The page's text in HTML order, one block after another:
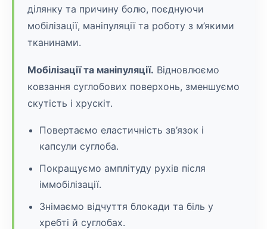
ділянку та причину болю, поєднуючи
мобілізації, маніпуляції та роботу з м’якими
тканинами.
Мобілізації та маніпуляції. Відновлюємо
ковзання суглобових поверхонь, зменшуємо
скутість і хрускіт.
Повертаємо еластичність зв’язок і
капсули суглоба.
Покращуємо амплітуду рухів після
іммобілізації.
Знімаємо відчуття блокади та біль у
хребті й суглобах.